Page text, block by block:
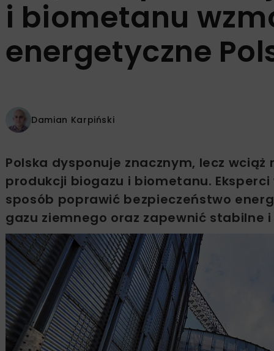
i biometanu
energetyczne
Damian Karpiński
Polska dysponuje znacznym, lecz
produkcji biogazu i biometanu.
sposób poprawić bezpieczeństwo
gazu ziemnego oraz zapewnić stabilne